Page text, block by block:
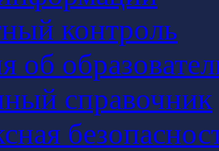
контроль
об
справочник